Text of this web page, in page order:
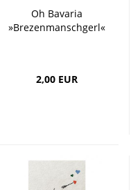
Oh Bavaria
»Brezenmanschgerl«
2,00 EUR